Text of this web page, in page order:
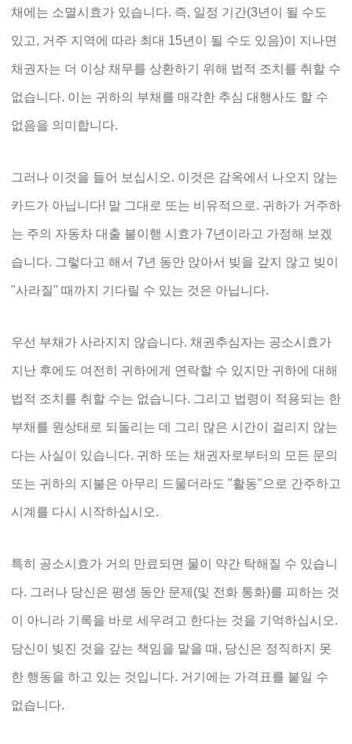
채에는 소멸시효가 있습니다. 즉, 일정 기간(3년이 될 수도
있고, 거주 지역에 따라 최대 15년이 될 수도 있음)이 지나면
채권자는 더 이상 채무를 상환하기 위해 법적 조치를 취할 수
없습니다. 이는 귀하의 부채를 매각한 추심 대행사도 할 수
없음을 의미합니다.
그러나 이것을 들어 보십시오. 이것은 감옥에서 나오지 않는
카드가 아닙니다! 말 그대로 또는 비유적으로. 귀하가 거주하
는 주의 자동차 대출 불이행 시효가 7년이라고 가정해 보겠
습니다. 그렇다고 해서 7년 동안 앉아서 빚을 갚지 않고 빚이
"사라질" 때까지 기다릴 수 있는 것은 아닙니다.
우선 부채가 사라지지 않습니다. 채권추심자는 공소시효가
지난 후에도 여전히 귀하에게 연락할 수 있지만 귀하에 대해
법적 조치를 취할 수는 없습니다. 그리고 법령이 적용되는 한
부채를 원상태로 되돌리는 데 그리 많은 시간이 걸리지 않는
다는 사실이 있습니다. 귀하 또는 채권자로부터의 모든 문의
또는 귀하의 지불은 아무리 드물더라도 "활동"으로 간주하고
시계를 다시 시작하십시오.
특히 공소시효가 거의 만료되면 물이 약간 탁해질 수 있습니
다. 그러나 당신은 평생 동안 문제(및 전화 통화)를 피하는 것
이 아니라 기록을 바로 세우려고 한다는 것을 기억하십시오.
당신이 빚진 것을 갚는 책임을 맡을 때, 당신은 정직하지 못
한 행동을 하고 있는 것입니다. 거기에는 가격표를 붙일 수
없습니다.